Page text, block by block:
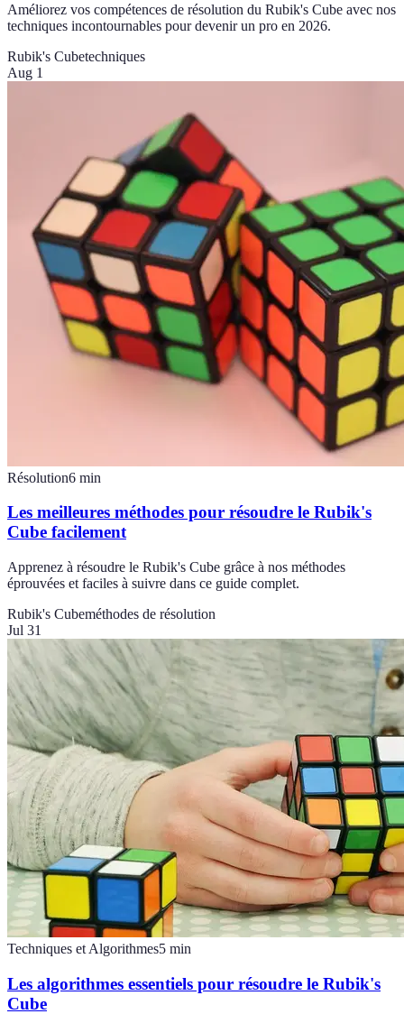
Améliorez vos compétences de résolution du Rubik's Cube avec nos
techniques incontournables pour devenir un pro en 2026.
Rubik's Cubetechniques
Aug 1
Résolution6 min
Les meilleures méthodes pour résoudre le Rubik's
Cube facilement
Apprenez à résoudre le Rubik's Cube grâce à nos méthodes
éprouvées et faciles à suivre dans ce guide complet.
Rubik's Cubeméthodes de résolution
Jul 31
Techniques et Algorithmes5 min
Les algorithmes essentiels pour résoudre le Rubik's
Cube